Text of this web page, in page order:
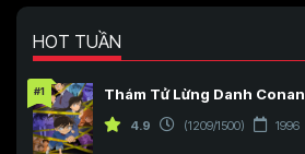
HOT TUẦN
#1 Thám Tử Lừng Danh Conan
4.9 (1209/1500) 1996